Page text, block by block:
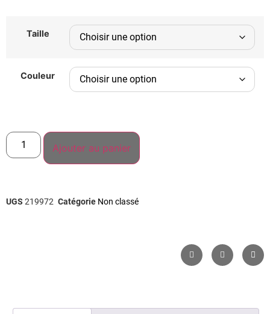
Taille
Couleur
Ajouter au panier
UGS 219972 Catégorie Non classé